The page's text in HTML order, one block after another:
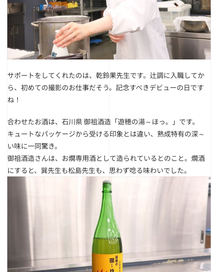
サポートをしてくれたのは、乾鈴果先生です。 辻調に入職してか
ら、初めての撮影のお仕事だそう。記念すべきデビューの日です
ね！
合わせたお酒は、石川県 御祖酒造「遊穂の湯～ほっ。」です。
キュートなパッケージから受ける印象とは違い、熟成特有の深～
い味に一同驚き。
御祖酒造さんは、お燗専用酒として造られているとのこと。燗酒
にすると、巽先生も松島先生も、思わず唸る味わいでした。